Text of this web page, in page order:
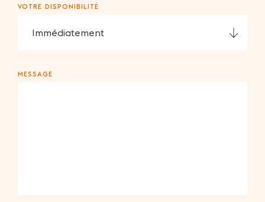
VOTRE DISPONIBILITÉ
MESSAGE